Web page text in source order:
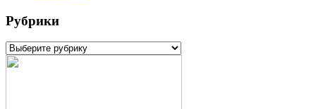
Рубрики
Рубрики